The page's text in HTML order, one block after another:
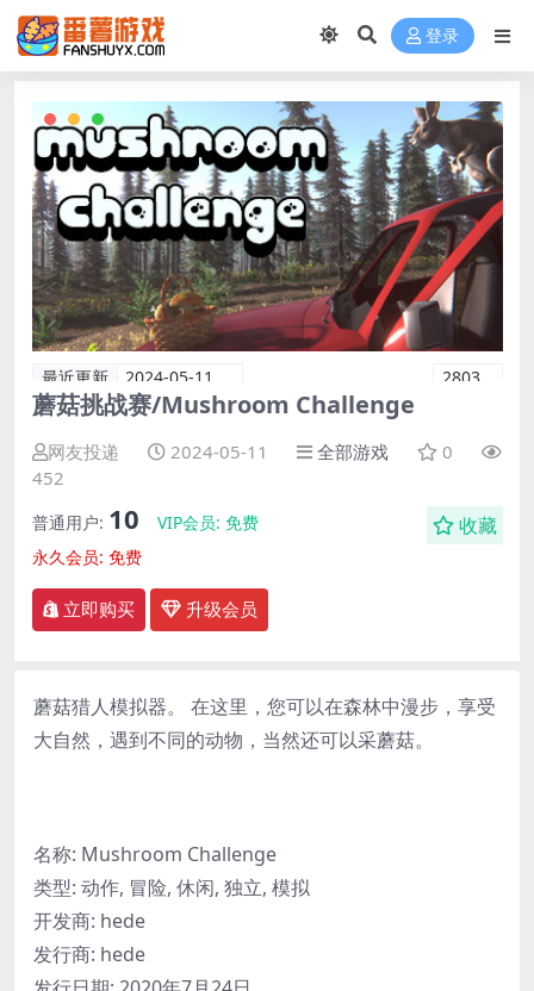
登录
最近更新 2024-05-11 2803
蘑菇挑战赛/Mushroom Challenge
网友投递 2024-05-11 全部游戏
0
452
普通用户: 10 VIP会员: 免费
永久会员: 免费
收藏
立即购买 升级会员
蘑菇猎人模拟器。 在这里，您可以在森林中漫步，享受
大自然，遇到不同的动物，当然还可以采蘑菇。
名称: Mushroom Challenge
类型: 动作, 冒险, 休闲, 独立, 模拟
开发商: hede
发行商: hede